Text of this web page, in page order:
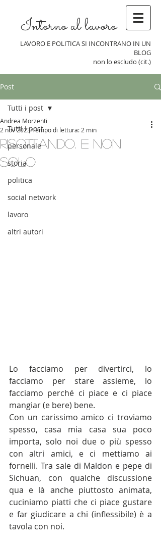
Intorno al lavoro
LAVORO E POLITICA SI INCONTRANO IN UN
BLOG
non lo escludo (cit.)
Post
Tutti i post
personale
storia
politica
social network
lavoro
altri autori
Tutti i post
Risottando. E non
solo
Andrea Morzenti
2 nov 2023Tempo di lettura: 2 min
Lo facciamo per divertirci, lo
facciamo per stare assieme, lo
facciamo perché ci piace e ci piace
mangiar (e bere) bene.
Con un carissimo amico ci troviamo
spesso, casa mia casa sua poco
importa, solo noi due o più spesso
con altri amici, e ci mettiamo ai
fornelli. Tra sale di Maldon e pepe di
Sichuan, con qualche discussione
qua e là anche piuttosto animata,
cuciniamo piatti che ci piace gustare
e far giudicare a chi (inflessibile) è a
tavola con noi.